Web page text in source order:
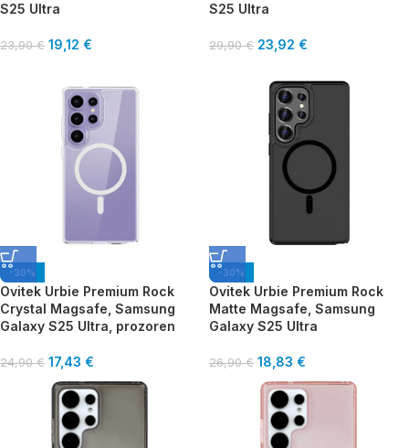
S25 Ultra
23,90€ 19,12 €
S25 Ultra
29,90€ 23,92 €
-30%
Ovitek Urbie Premium Rock
Crystal Magsafe, Samsung
Galaxy S25 Ultra, prozoren
24,90€ 17,43 €
-30%
Ovitek Urbie Premium Rock
Matte Magsafe, Samsung
Galaxy S25 Ultra
26,90€ 18,83 €